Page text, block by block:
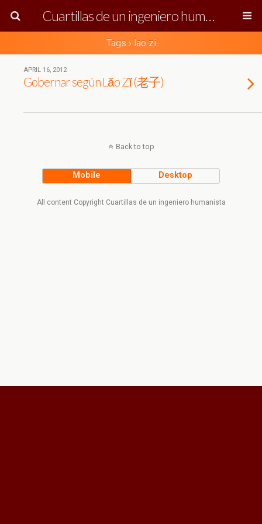
Cuartillas de un ingeniero humanista
Tags › lao zi
APRIL 16, 2012
Gobernar según Lăo Zĭ (老子)
Back to top
Mobile Desktop
All content Copyright Cuartillas de un ingeniero humanista